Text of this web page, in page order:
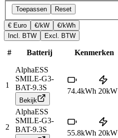
Toepassen Reset
€ Euro €/kW
€/kWh
Incl. BTW
Excl. BTW
# Batterij Kenmerken
1
AlphaESS
SMILE-G3-
BAT-9.3S
Bekijk
74.4kWh 20kW
2
AlphaESS
SMILE-G3-
BAT-9.3S
55.8kWh 20kW